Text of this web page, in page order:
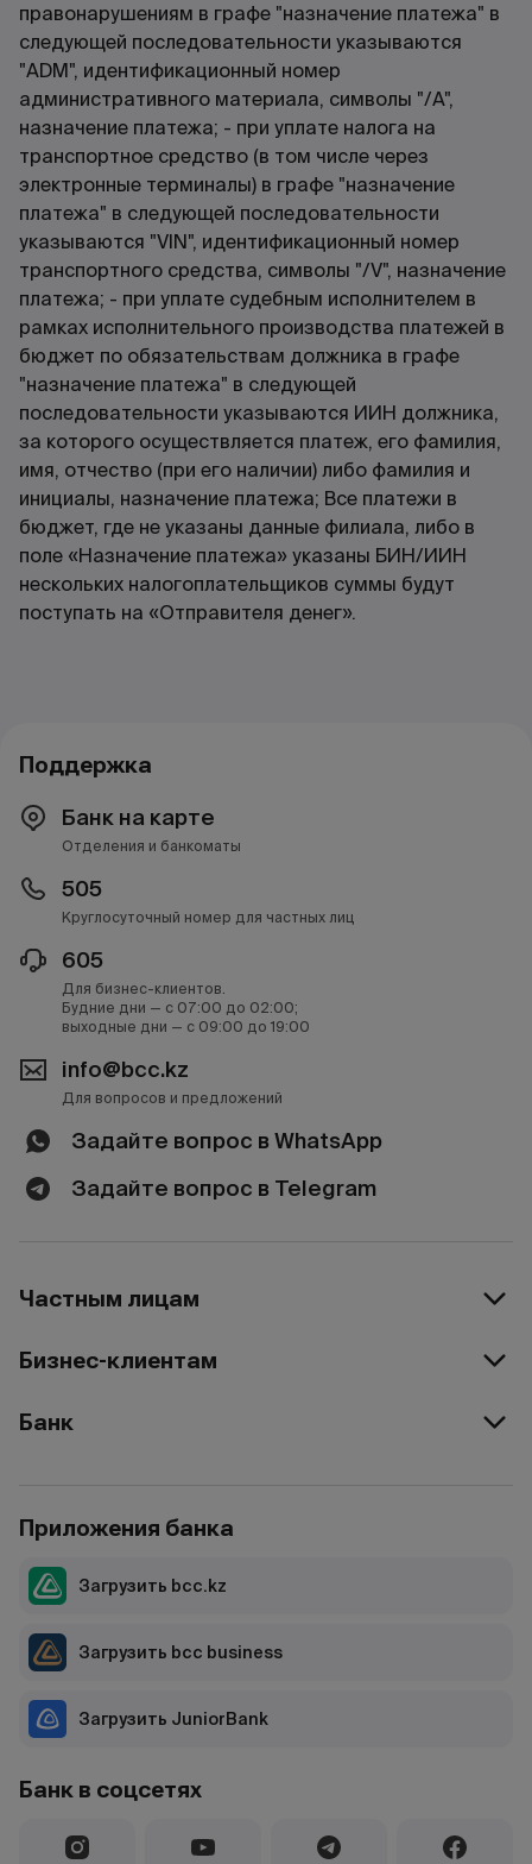
правонарушениям в графе "назначение платежа" в
следующей последовательности указываются
"ADM", идентификационный номер
административного материала, символы "/A",
назначение платежа; - при уплате налога на
транспортное средство (в том числе через
электронные терминалы) в графе "назначение
платежа" в следующей последовательности
указываются "VIN", идентификационный номер
транспортного средства, символы "/V", назначение
платежа; - при уплате судебным исполнителем в
рамках исполнительного производства платежей в
бюджет по обязательствам должника в графе
"назначение платежа" в следующей
последовательности указываются ИИН должника,
за которого осуществляется платеж, его фамилия,
имя, отчество (при его наличии) либо фамилия и
инициалы, назначение платежа; Все платежи в
бюджет, где не указаны данные филиала, либо в
поле «Назначение платежа» указаны БИН/ИИН
нескольких налогоплательщиков суммы будут
поступать на «Отправителя денег».
Поддержка
Банк на карте
Отделения и банкоматы
505
Круглосуточный номер для частных лиц
605
Для бизнес-клиентов.
Будние дни — с 07:00 до 02:00;
выходные дни — с 09:00 до 19:00
info@bcc.kz
Для вопросов и предложений
Задайте вопрос в WhatsApp
Задайте вопрос в Telegram
Частным лицам
Бизнес-клиентам
Банк
Банк в соцсетях
Приложения банка
Загрузить bcc.kz
Загрузить bcc business
Загрузить JuniorBank